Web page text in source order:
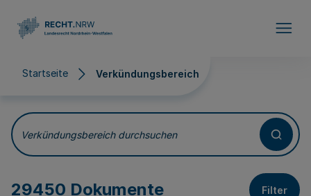
Startseite Verkündungsbereich
Verkündungsbereich
Verkündungsbereich durchsuchen
29450 Dokumente Filter